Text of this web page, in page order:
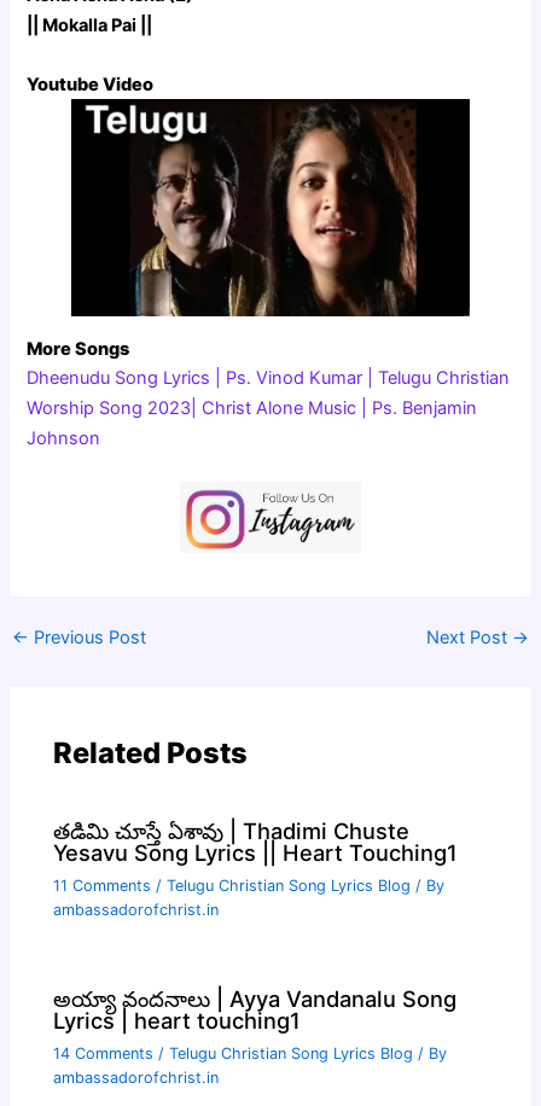
|| Mokalla Pai ||
Youtube Video
More Songs
Dheenudu Song Lyrics | Ps. Vinod Kumar | Telugu Christian
Worship Song 2023| Christ Alone Music | Ps. Benjamin
Johnson
← Previous Post Next Post →
Related Posts
తడిమి చూస్తే ఏశావు | Thadimi Chuste
Yesavu Song Lyrics || Heart Touching1
11 Comments /Telugu Christian Song Lyrics Blog / By
ambassadorofchrist.in
అయ్యా వందనాలు | Ayya Vandanalu Song
Lyrics | heart touching1
14 Comments /Telugu Christian Song Lyrics Blog / By
ambassadorofchrist.in